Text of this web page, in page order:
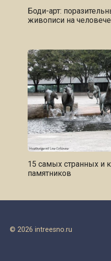
Боди-арт:
живописи на
15 самых странных и
памятников
© 2026 intreesno.ru